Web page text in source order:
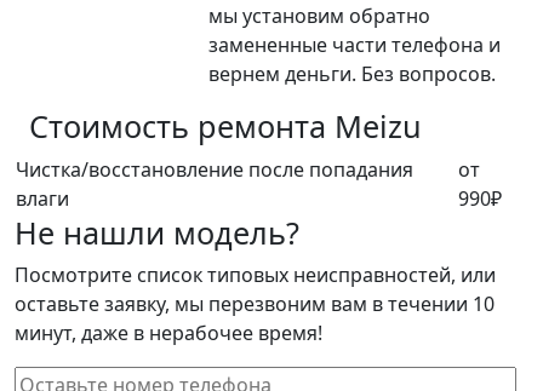
мы установим обратно
замененные части телефона и
вернем деньги. Без вопросов.
Стоимость ремонта Meizu
Чистка/восстановление после попадания
влаги
от
990₽
Не нашли модель?
Посмотрите список типовых неисправностей, или
оставьте заявку, мы перезвоним вам в течении 10
минут, даже в нерабочее время!